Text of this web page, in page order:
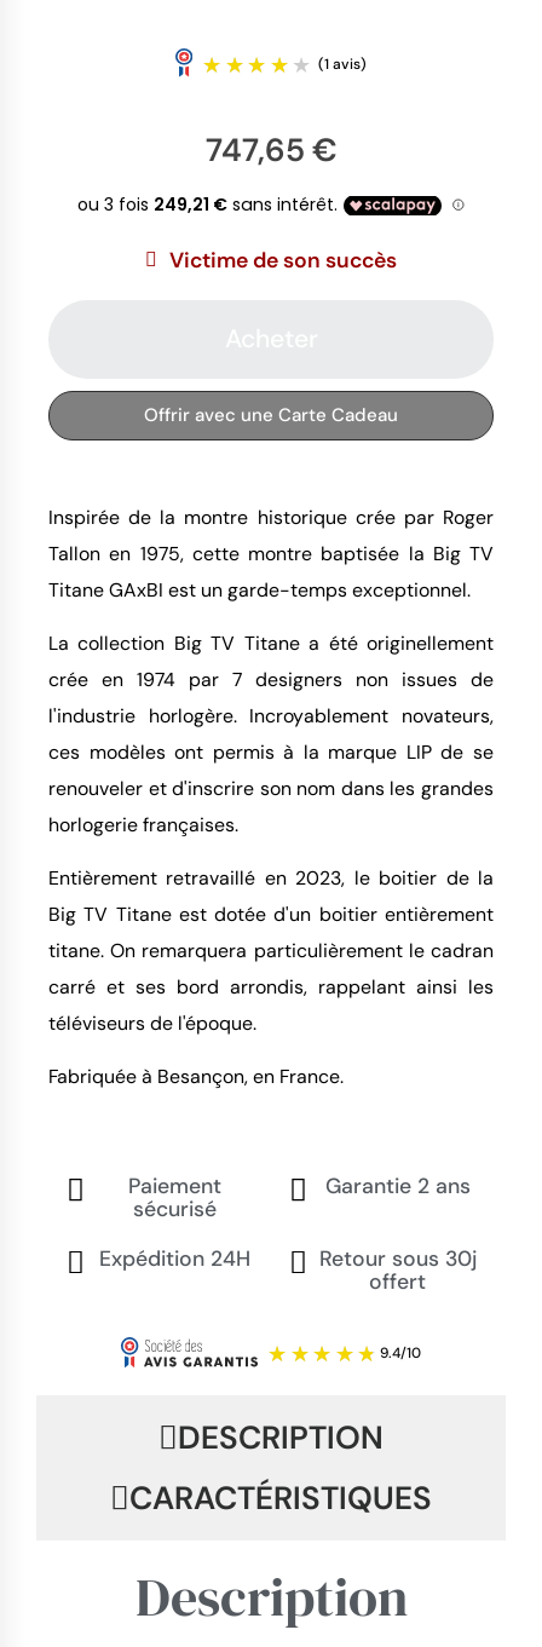
(1 avis)
747,65 €
Victime de son succès
Offrir avec une Carte Cadeau
Inspirée de la montre historique crée par Roger
Tallon en 1975, cette montre baptisée la Big TV
Titane GAxBI est un garde-temps exceptionnel.
La collection Big TV Titane a été originellement
crée en 1974 par 7 designers non issues de
l'industrie horlogère. Incroyablement novateurs,
ces modèles ont permis à la marque LIP de se
renouveler et d'inscrire son nom dans les grandes
horlogerie françaises.
Entièrement retravaillé en 2023, le boitier de la
Big TV Titane est dotée d'un boitier entièrement
titane. On remarquera particulièrement le cadran
carré et ses bord arrondis, rappelant ainsi les
téléviseurs de l'époque.
Fabriquée à Besançon, en France.
Paiement
sécurisé
Garantie 2 ans
Expédition 24H
Retour sous 30j
offert
DESCRIPTION
CARACTÉRISTIQUES
Description